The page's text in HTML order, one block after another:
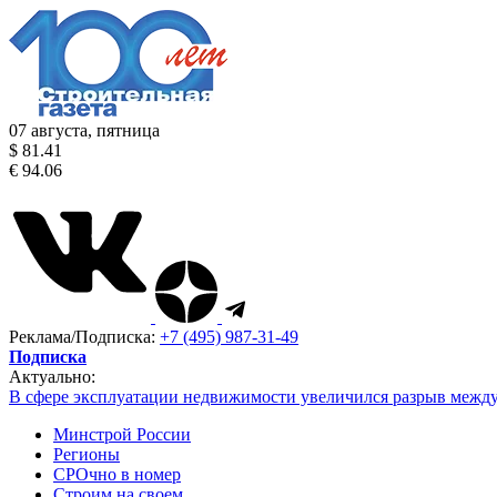
07 августа, пятница
$ 81.41
€ 94.06
Реклама/Подписка: +7 (495) 987-31-49
Подписка
Актуально:
В сфере эксплуатации недвижимости увеличился разрыв
Минстрой России
Регионы
СРОчно в номер